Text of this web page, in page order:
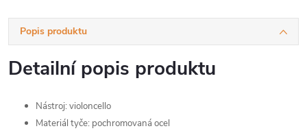
Popis produktu
Detailní popis produktu
Nástroj: violoncello
Materiál tyče: pochromovaná ocel